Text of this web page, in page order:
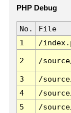
PHP Debug
No. File
1
/
2 /
3 /
4
/
5
/